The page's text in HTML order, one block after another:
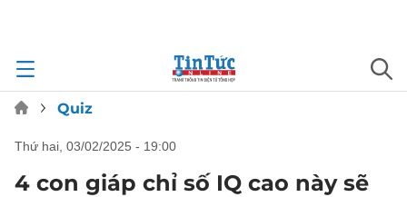
Quiz
thứ hai, 03/02/2025 - 19:00
4 con giáp chỉ số IQ cao này sẽ